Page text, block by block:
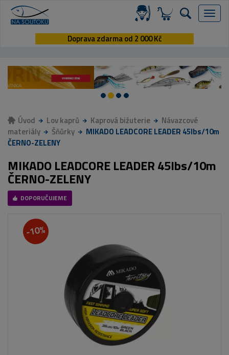
Menu
Doprava zdarma od 2 000 Kč
Úvod Lov kaprů Kaprová bižuterie
Návazcové
materiály
Šňůrky
MIKADO LEADCORE LEADER 45lbs/10m
ČERNO-ZELENY
MIKADO LEADCORE LEADER 45lbs/10m
ČERNO-ZELENY
DOPORUČUJEME
-10%